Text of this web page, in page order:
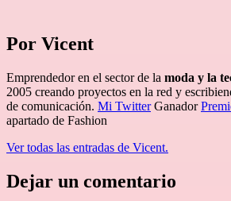
Por Vicent
Emprendedor en el sector de la moda y la
2005 creando proyectos en la red y
de comunicación. Mi TwitterGanador
apartado de Fashion
Ver todas las entradas de Vicent.
Dejar un comentario